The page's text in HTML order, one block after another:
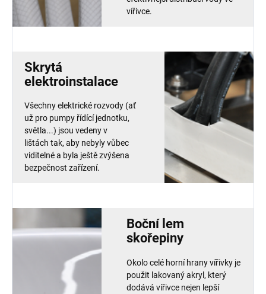
vířivce.
Skrytá
elektroinstalace
Všechny elektrické rozvody (ať
už pro pumpy řídící jednotku,
světla...) jsou vedeny v
lištách tak, aby nebyly vůbec
viditelné a byla ještě zvýšena
bezpečnost zařízení.
Boční lem
skořepiny
Okolo celé horní hrany vířivky je
použit lakovaný akryl, který
dodává vířivce nejen lepší